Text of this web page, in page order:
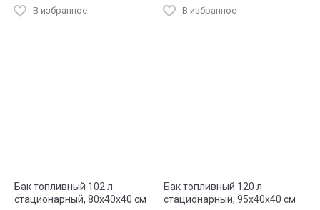
В избранное
В избранное
Бак топливный 102 л
стационарный, 80х40х40 см
Бак топливный 120 л
стационарный, 95х40х40 см